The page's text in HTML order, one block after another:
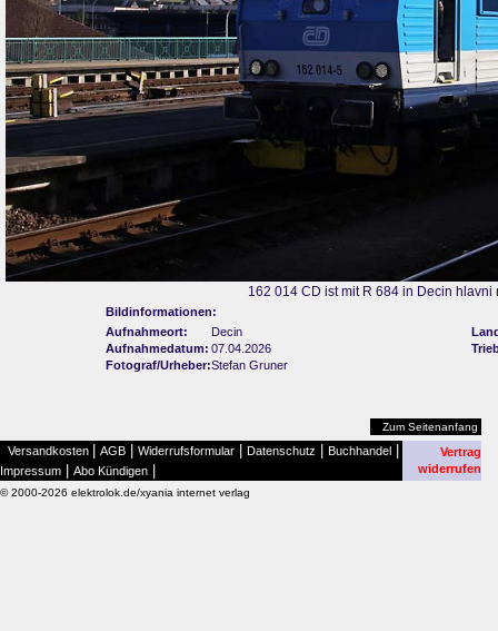
162 014 CD ist mit R 684 in Decin
Bildinformationen:
Aufnahmeort:
Decin
Aufnahmedatum: 07.04.2026
Fotograf/Urheber:Stefan Gruner
Zum Seitenanfang
Versandkosten AGB Widerrufsformular Datenschutz Buchhandel
Impressum Abo Kündigen
Vertrag
widerrufen
© 2000-2026 elektrolok.de/xyania internet verlag